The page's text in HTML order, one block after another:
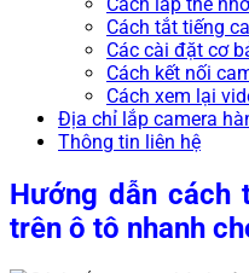
Cách tắt tiếng
Các cài đặt cơ
Cách kết nối
Cách xem lại
Địa chỉ lắp camera
Thông tin liên hệ
Hướng dẫn cách
trên ô tô nhanh